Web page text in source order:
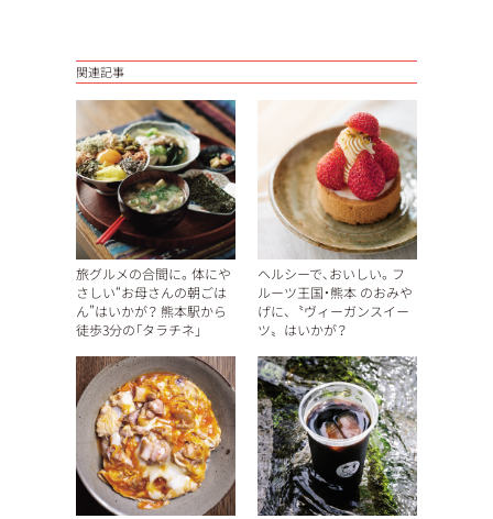
関連記事
旅グルメの合間に。体にや
さしい“お母さんの朝ごは
ん”はいかが？ 熊本駅から
徒歩3分の「タラチネ」
ヘルシーで、おいしい。フ
ルーツ王国・熊本 のおみや
げに、〝ヴィーガンスイー
ツ〟はいかが？